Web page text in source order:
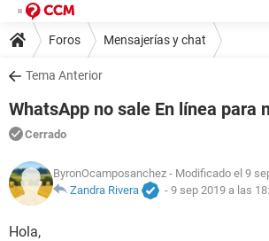
Foros Mensajerías y chat
Tema Anterior
WhatsApp no sale En línea para
Cerrado
ByronOcamposanchez - Modificado el 9
Zandra Rivera
- 9 sep 2019 a las
Hola,